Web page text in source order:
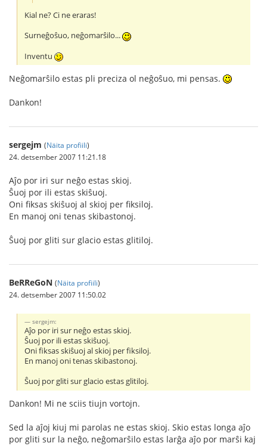
Kial ne? Ci ne eraras!
Surneĝoŝuo, neĝomarŝilo...
Inventu
Neĝomarŝilo estas pli preciza ol neĝoŝuo, mi pensas.
Dankon!
sergejm (Näita profiili)
24. detsember 2007 11:21.18
Aĵo por iri sur neĝo estas skioj.
Ŝuoj por ili estas skiŝuoj.
Oni fiksas skiŝuoj al skioj per fiksiloj.
En manoj oni tenas skibastonoj.
Ŝuoj por gliti sur glacio estas glitiloj.
BeRReGoN (Näita profiili)
24. detsember 2007 11:50.02
sergejm:
Aĵo por iri sur neĝo estas skioj.
Ŝuoj por ili estas skiŝuoj.
Oni fiksas skiŝuoj al skioj per fiksiloj.
En manoj oni tenas skibastonoj.
Ŝuoj por gliti sur glacio estas glitiloj.
Dankon! Mi ne sciis tiujn vortojn.
Sed la aĵoj kiuj mi parolas ne estas skioj. Skio estas longa aĵo
por gliti sur la neĝo, neĝomarŝilo estas larĝa aĵo por marŝi kaj